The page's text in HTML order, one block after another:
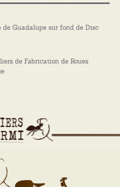
de Guadalupe sur fond de Disc
de Fabrication de Roues